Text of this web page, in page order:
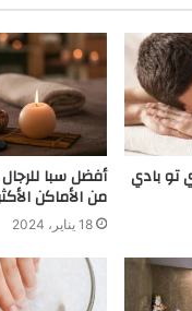
تو بادي
من الأماكن
18 يناير، 2024